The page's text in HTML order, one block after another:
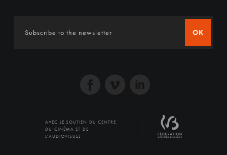
OK
AVEC LE SOUTIEN DU CENTRE
DU CINÉMA ET DE
L'AUDIOVISUEL